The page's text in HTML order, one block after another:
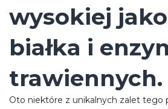
wysokiej
białka i
trawiennych.
Oto niektóre z unikalnych zalet tego